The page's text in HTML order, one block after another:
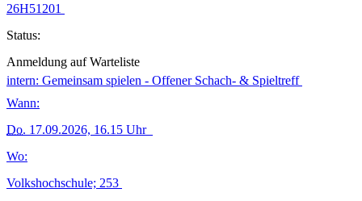
26H51201
Status:
Anmeldung auf Warteliste
intern: Gemeinsam spielen - Offener Schach- & Spieltreff
Wann:
Do. 17.09.2026, 16.15 Uhr
Wo:
Volkshochschule; 253